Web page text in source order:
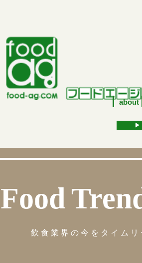
about
▶︎
Food
飲食業界の今をタイムリ